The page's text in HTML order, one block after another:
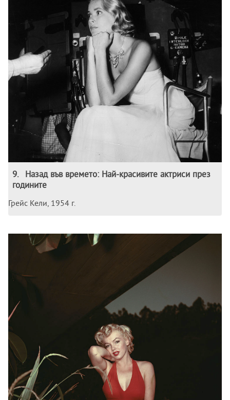
9.
Назад във времето: Най-красивите актриси през
годините
Грейс Кели, 1954 г.